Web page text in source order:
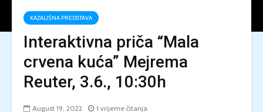
KAZALIŠNA PREDSTAVA
Interaktivna priča “Mala
crvena kuća” Mejrema
Reuter, 3.6., 10:30h
August 19, 2022 1 vrijeme čitanja